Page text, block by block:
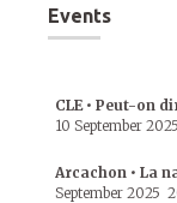
Events
CLE • Peut-on
10 September 2025
Arcachon • La
September 2025